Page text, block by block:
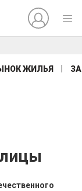
ЖИЛЬЯ